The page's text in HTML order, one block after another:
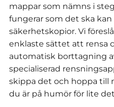
mappar som nämns i
fungerar som det ska kan
säkerhetskopior. Vi
enklaste sättet att rensa
automatisk borttagning
specialiserad
skippa det och hoppa till
du är på humör för lite